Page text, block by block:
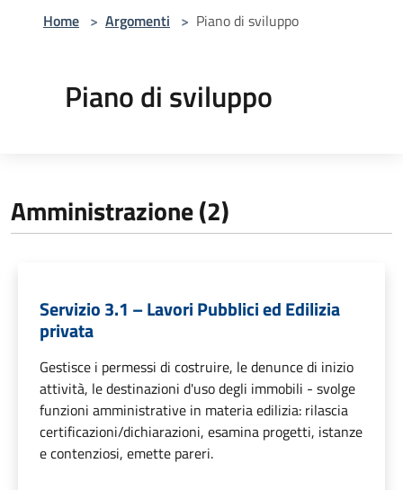
Home > Argomenti > Piano di sviluppo
Piano di sviluppo
Amministrazione (2)
Servizio 3.1 – Lavori Pubblici ed Edilizia
privata
Gestisce i permessi di costruire, le denunce di inizio
attività, le destinazioni d'uso degli immobili - svolge
funzioni amministrative in materia edilizia: rilascia
certificazioni/dichiarazioni, esamina progetti, istanze
e contenziosi, emette pareri.